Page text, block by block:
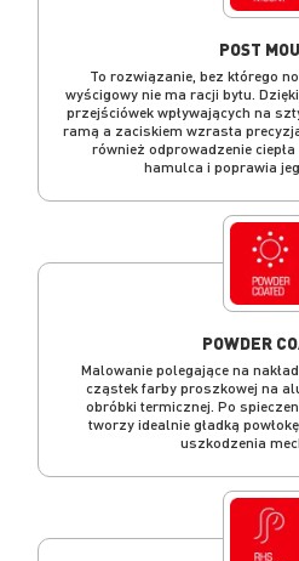
POST
To rozwiązanie, bez którego
wyścigowy nie ma racji bytu.
przejściówek wpływających na
ramą a zaciskiem wzrasta
również odprowadzenie
hamulca i poprawia
POWDER
Malowanie polegające na
cząstek farby proszkowej na
obróbki termicznej. Po
tworzy idealnie gładką
uszkodzenia